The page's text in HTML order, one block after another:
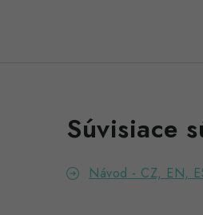
Súvisiace
Návod - CZ, EN,